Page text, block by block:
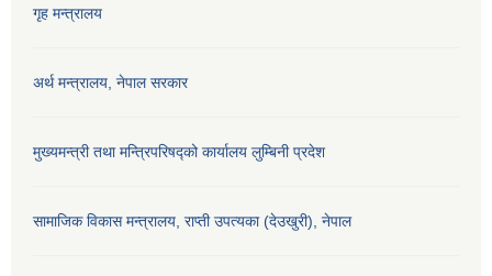
गृह मन्त्रालय
अर्थ मन्त्रालय, नेपाल सरकार
मुख्यमन्त्री तथा मन्त्रिपरिषद्को कार्यालय लुम्बिनी प्रदेश
सामाजिक विकास मन्‍‍त्रालय, राप्ती उपत्यका (देउखुरी), नेपाल